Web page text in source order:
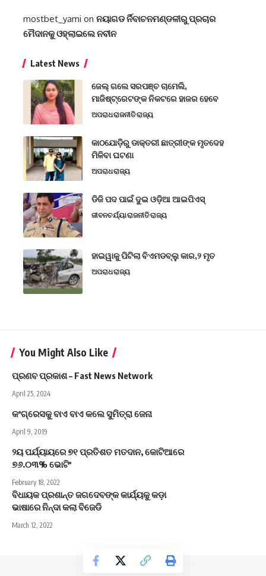
mostbet_yami on ନୟାଗଡ ର୍ନିବାଚନମଣ୍ଡଳୀରୁ ପ୍ରଚାର
ମୈଦାନକୁ ଓହ୍ଲାଇଲେ ନବୀନ
Latest News
ଜେଲ୍ ଗଲେ ସରପଞ୍ଚ ଚାମେଲି,
ମାଜିଷ୍ଟ୍ରେଟଙ୍କ ନିକଟରେ ହାଜର ହେବେ
ଅପରାଧରାଜନୀତିରାଜ୍ୟ
କାଠଯୋଡ଼ିରୁ ଡାକ୍ତରୀ ଛାତ୍ରୀଙ୍କ ମୃତଦେହ
ମିଳିବା ଘଟଣା
ଅପରାଧରାଜ୍ୟ
ଡିଜି ପଦ ପାଇଁ ଦୁଇ ଓଡ଼ିଆ ଆଇପିଏସ୍
ଜୀବନଚର୍ଯ୍ୟାରାଜନୀତିରାଜ୍ୟ
ହାଇୱାକୁ ପିଟିଲା ବିଏମଡବ୍ଲୁ କାର,୨ ମୃତ
ଅପରାଧରାଜ୍ୟ
You Might Also Like
ପ୍ରଣବ ପ୍ରକାଶ – Fast News Network
April 25, 2024
କଂଗ୍ରେସକୁ ବାଏ ବାଏ କଲେ ସୁମିତ୍ରା ଜେନା
April 9, 2019
୨ୟ ପର୍ଯ୍ୟାୟରେ ୭୧ ପ୍ରତିଶତ ମତଦାନ, କୋଟିଆରେ
୭୬.୦୩% ଭୋଟିଂ
February 18, 2022
ବିଧାୟକ ପ୍ରଶାନ୍ତ ଜଗଦେବଙ୍କ କାର୍ଯ୍ୟକୁ କଡ଼ା
ଭାଷାରେ ନିନ୍ଦା କଲା ବିଜେଡି
March 12, 2022